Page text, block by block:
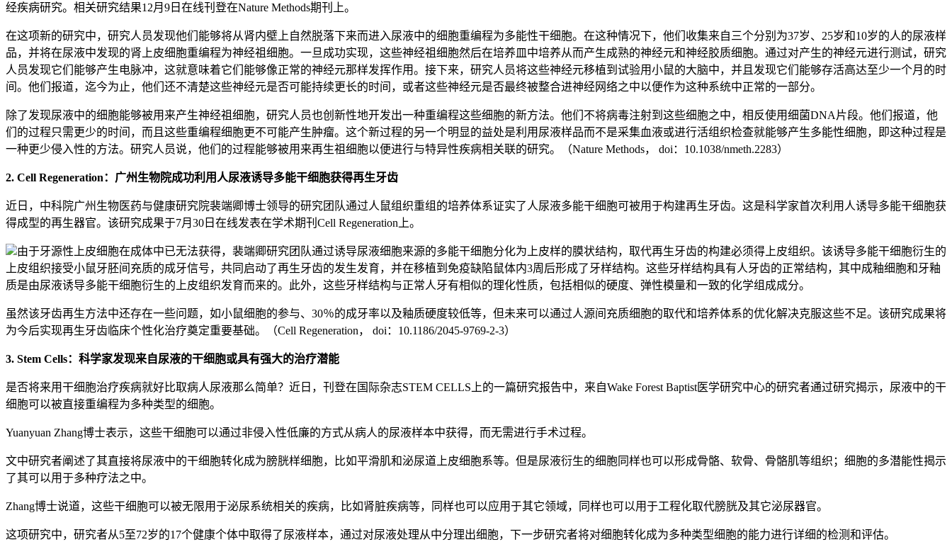
经疾病研究。相关研究结果12月9日在线刊登在Nature Methods期刊上。
在这项新的研究中，研究人员发现他们能够将从肾内壁上自然脱落下来而进入尿液中的细胞重编程为多能性干细胞。在这种情况下，他们收集来自三个分别为37岁、25岁和10岁的人的尿液样
品，并将在尿液中发现的肾上皮细胞重编程为神经祖细胞。一旦成功实现，这些神经祖细胞然后在培养皿中培养从而产生成熟的神经元和神经胶质细胞。通过对产生的神经元进行测试，研究
人员发现它们能够产生电脉冲，这就意味着它们能够像正常的神经元那样发挥作用。接下来，研究人员将这些神经元移植到试验用小鼠的大脑中，并且发现它们能够存活高达至少一个月的时
间。他们报道，迄今为止，他们还不清楚这些神经元是否可能持续更长的时间，或者这些神经元是否最终被整合进神经网络之中以便作为这种系统中正常的一部分。
除了发现尿液中的细胞能够被用来产生神经祖细胞，研究人员也创新性地开发出一种重编程这些细胞的新方法。他们不将病毒注射到这些细胞之中，相反使用细菌DNA片段。他们报道，他
们的过程只需更少的时间，而且这些重编程细胞更不可能产生肿瘤。这个新过程的另一个明显的益处是利用尿液样品而不是采集血液或进行活组织检查就能够产生多能性细胞，即这种过程是
一种更少侵入性的方法。研究人员说，他们的过程能够被用来再生祖细胞以便进行与特异性疾病相关联的研究。（Nature Methods， doi：10.1038/nmeth.2283）
2. Cell Regeneration：广州生物院成功利用人尿液诱导多能干细胞获得再生牙齿
近日，中科院广州生物医药与健康研究院裴端卿博士领导的研究团队通过人鼠组织重组的培养体系证实了人尿液多能干细胞可被用于构建再生牙齿。这是科学家首次利用人诱导多能干细胞获
得成型的再生器官。该研究成果于7月30日在线发表在学术期刊Cell Regeneration上。
由于牙源性上皮细胞在成体中已无法获得，裴端卿研究团队通过诱导尿液细胞来源的多能干细胞分化为上皮样的膜状结构，取代再生牙齿的构建必须得上皮组织。该诱导多能干细胞衍生的
上皮组织接受小鼠牙胚间充质的成牙信号，共同启动了再生牙齿的发生发育，并在移植到免疫缺陷鼠体内3周后形成了牙样结构。这些牙样结构具有人牙齿的正常结构，其中成釉细胞和牙釉
质是由尿液诱导多能干细胞衍生的上皮组织发育而来的。此外，这些牙样结构与正常人牙有相似的理化性质，包括相似的硬度、弹性模量和一致的化学组成成分。
虽然该牙齿再生方法中还存在一些问题，如小鼠细胞的参与、30％的成牙率以及釉质硬度较低等，但未来可以通过人源间充质细胞的取代和培养体系的优化解决克服这些不足。该研究成果将
为今后实现再生牙齿临床个性化治疗奠定重要基础。（Cell Regeneration， doi：10.1186/2045-9769-2-3）
3. Stem Cells：科学家发现来自尿液的干细胞或具有强大的治疗潜能
是否将来用干细胞治疗疾病就好比取病人尿液那么简单？近日，刊登在国际杂志STEM CELLS上的一篇研究报告中，来自Wake Forest Baptist医学研究中心的研究者通过研究揭示，尿液中的干
细胞可以被直接重编程为多种类型的细胞。
Yuanyuan Zhang博士表示，这些干细胞可以通过非侵入性低廉的方式从病人的尿液样本中获得，而无需进行手术过程。
文中研究者阐述了其直接将尿液中的干细胞转化成为膀胱样细胞，比如平滑肌和泌尿道上皮细胞系等。但是尿液衍生的细胞同样也可以形成骨骼、软骨、骨骼肌等组织；细胞的多潜能性揭示
了其可以用于多种疗法之中。
Zhang博士说道，这些干细胞可以被无限用于泌尿系统相关的疾病，比如肾脏疾病等，同样也可以应用于其它领域，同样也可以用于工程化取代膀胱及其它泌尿器官。
这项研究中，研究者从5至72岁的17个健康个体中取得了尿液样本，通过对尿液处理从中分理出细胞，下一步研究者将对细胞转化成为多种类型细胞的能力进行详细的检测和评估。